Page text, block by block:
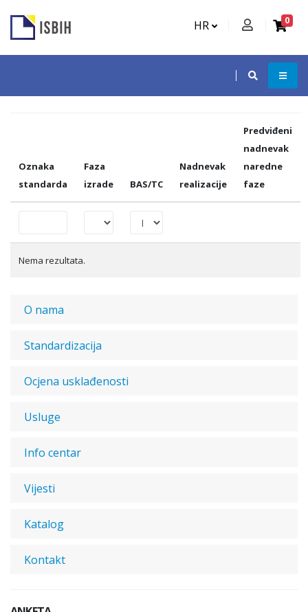
HR 0
Oznaka
standarda
Faza
izrade
BAS/TC
Nadnevak
realizacije
Predviđeni
nadnevak
naredne
faze
Nema rezultata.
O nama
Standardizacija
Ocjena usklađenosti
Usluge
Info centar
Vijesti
Katalog
Kontakt